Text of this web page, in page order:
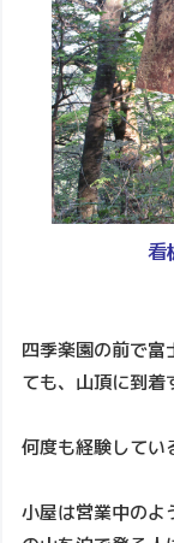
看
四季楽園の前で富
ても、山頂に到着
何度も経験してい
小屋は営業中のよ